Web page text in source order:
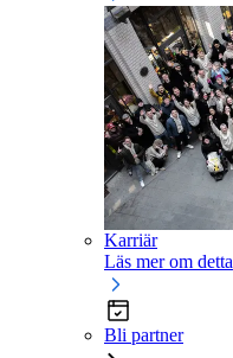
Karriär
Läs mer om detta
Bli partner